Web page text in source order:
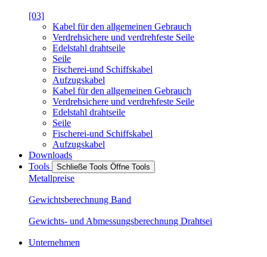
[03]
Kabel für den allgemeinen Gebrauch
Verdrehsichere und verdrehfeste Seile
Edelstahl drahtseile
Seile
Fischerei-und Schiffskabel
Aufzugskabel
Kabel für den allgemeinen Gebrauch
Verdrehsichere und verdrehfeste Seile
Edelstahl drahtseile
Seile
Fischerei-und Schiffskabel
Aufzugskabel
Downloads
Tools
Schließe Tools Öffne Tools
Metallpreise
Gewichtsberechnung Band
Gewichts- und Abmessungsberechnung Drahtsei
Unternehmen